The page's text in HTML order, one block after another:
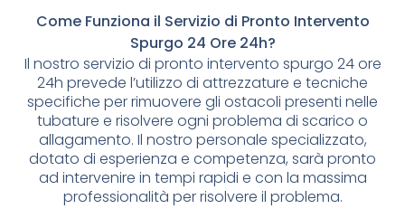
Come Funziona il Servizio di Pronto Intervento
Spurgo 24 Ore 24h?
Il nostro servizio di pronto intervento spurgo 24 ore
24h prevede l’utilizzo di attrezzature e tecniche
specifiche per rimuovere gli ostacoli presenti nelle
tubature e risolvere ogni problema di scarico o
allagamento. Il nostro personale specializzato,
dotato di esperienza e competenza, sarà pronto
ad intervenire in tempi rapidi e con la massima
professionalità per risolvere il problema.